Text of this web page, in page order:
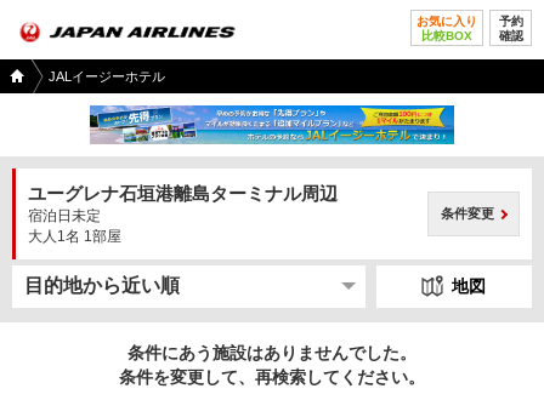
お気に入り
比較BOX
予約
確認
国内
ツア
JALイージーホテル
ユーグレナ石垣港離島ターミナル周辺
宿泊日未定
大人1名 1部屋
条件変更
地図
条件にあう施設はありませんでした。
条件を変更して、再検索してください。